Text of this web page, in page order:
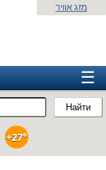
Найти
מזג אוויר
☰
+27°